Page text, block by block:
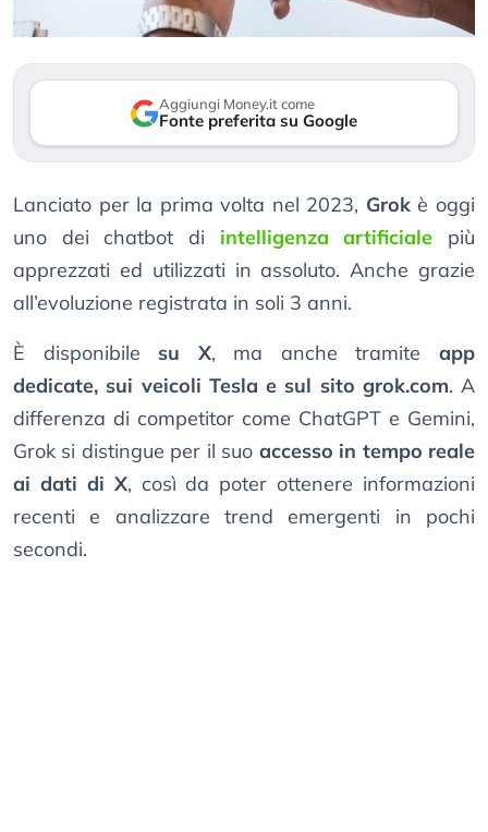
Aggiungi Money.it come
Fonte preferita su Google
Lanciato per la prima volta nel 2023, Grokè oggi
uno dei chatbot di intelligenza artificiale più
apprezzati ed utilizzati in assoluto. Anche grazie
all’evoluzione registrata in soli 3 anni.
È disponibile su X, ma anche tramiteapp
dedicate, sui veicoli Tesla e sul sito grok.com. A
differenza di competitor come ChatGPT e Gemini,
Grok si distingue per il suo accesso in tempo reale
ai dati di X, così da poter ottenere informazioni
recenti e analizzare trend emergenti in pochi
secondi.